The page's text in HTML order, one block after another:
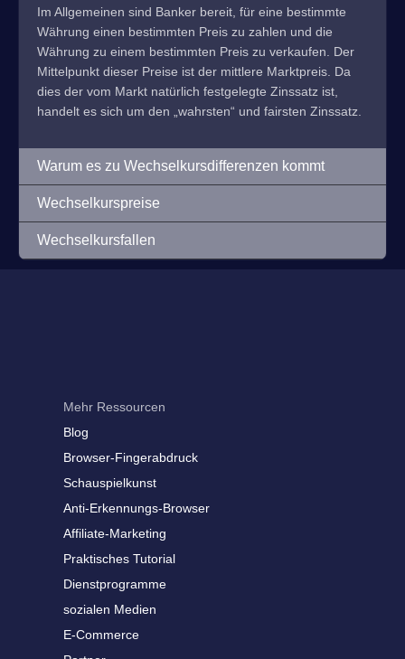
Im Allgemeinen sind Banker bereit, für eine bestimmte
Währung einen bestimmten Preis zu zahlen und die
Währung zu einem bestimmten Preis zu verkaufen. Der
Mittelpunkt dieser Preise ist der mittlere Marktpreis. Da
dies der vom Markt natürlich festgelegte Zinssatz ist,
handelt es sich um den „wahrsten“ und fairsten Zinssatz.
Warum es zu Wechselkursdifferenzen kommt
Wechselkurspreise
Wechselkursfallen
Mehr Ressourcen
Blog
Browser-Fingerabdruck
Schauspielkunst
Anti-Erkennungs-Browser
Affiliate-Marketing
Praktisches Tutorial
Dienstprogramme
sozialen Medien
E-Commerce